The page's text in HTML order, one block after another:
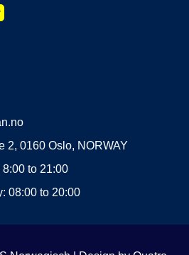
2, 0160 Oslo, NORWAY
to 21:00
08:00 to 20:00